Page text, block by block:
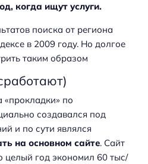
когда ищут услуги.
поиска от региона
в 2009 году. Но долгое
таким образом
«прокладки» по
создавался под
и по сути являлся
на основном сайте. Сайт
целый год экономил 60 тыс/